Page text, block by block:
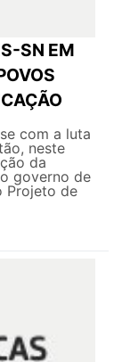
SN EM
com a luta
neste
da
governo de
Projeto de